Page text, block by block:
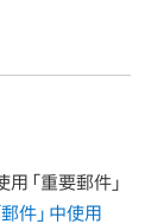
「重要郵件」
郵件」中使用